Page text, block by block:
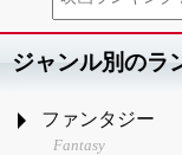
ジャンル別のラ
ファンタジー
Fantasy